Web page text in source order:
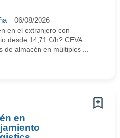
06/08/2026
en el extranjero con
desde 14,71 €/h? CEVA
de almacén en múltiples ...
en